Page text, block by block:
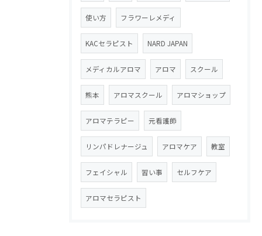
使い方 フラワーレメディ
KACセラピスト NARD JAPAN
メディカルアロマ アロマ スクール
熊本 アロマスクール アロマショップ
アロマテラピー 元看護師
リンパドレナージュ アロマケア 教室
フェイシャル 習い事 セルフケア
アロマセラピスト